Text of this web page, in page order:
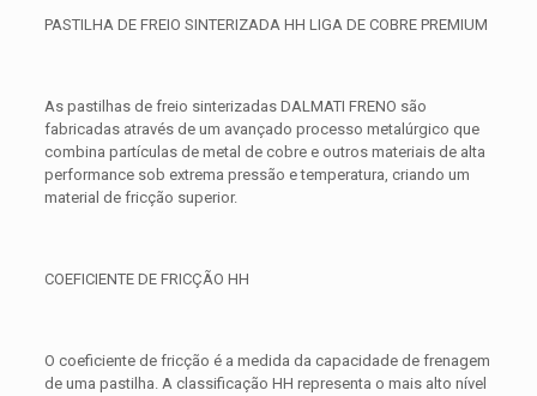
PASTILHA DE FREIO SINTERIZADA HH LIGA DE COBRE PREMIUM
As pastilhas de freio sinterizadas DALMATI FRENO são
fabricadas através de um avançado processo metalúrgico que
combina partículas de metal de cobre e outros materiais de alta
performance sob extrema pressão e temperatura, criando um
material de fricção superior.
COEFICIENTE DE FRICÇÃO HH
O coeficiente de fricção é a medida da capacidade de frenagem
de uma pastilha. A classificação HH representa o mais alto nível